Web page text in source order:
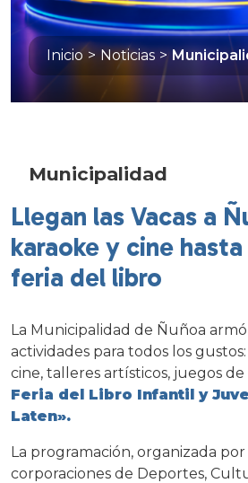
Inicio > Noticias >
Municipalidad
Llegan las Vacas a
karaoke y cine hasta
feria del libro
La Municipalidad de Ñuñoa
actividades para todos los
cine, talleres artísticos, juegos de
Feria del Libro Infantil y
Laten».
La programación, organizada
corporaciones de Deportes,